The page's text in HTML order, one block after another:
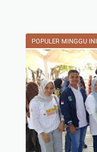
POPULER MINGGU INI